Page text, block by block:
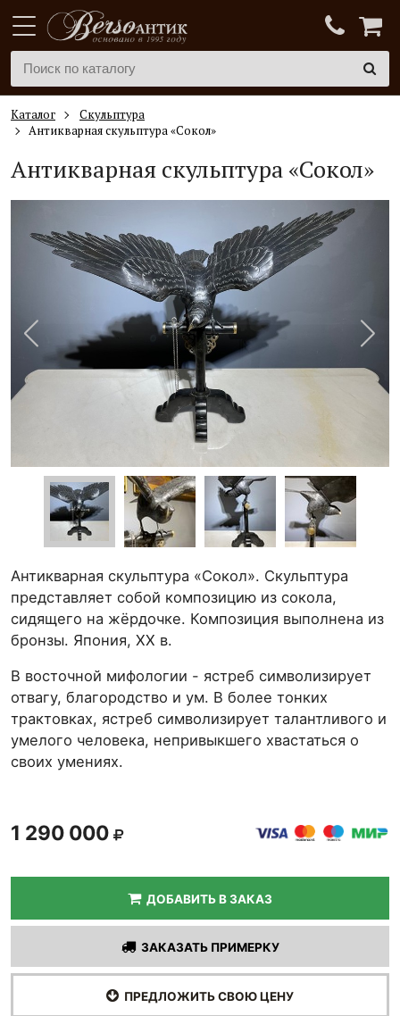
Каталог
Скульптура
Антикварная скульптура «Сокол»
Антикварная скульптура «Сокол»
Антикварная скульптура «Сокол». Скульптура
представляет собой композицию из сокола,
сидящего на жёрдочке. Композиция выполнена из
бронзы. Япония, ХХ в.
В восточной мифологии - ястреб символизирует
отвагу, благородство и ум. В более тонких
трактовках, ястреб символизирует талантливого и
умелого человека, непривыкшего хвастаться о
своих умениях.
1 290 000
ДОБАВИТЬ В ЗАКАЗ
ЗАКАЗАТЬ ПРИМЕРКУ
ПРЕДЛОЖИТЬ СВОЮ ЦЕНУ